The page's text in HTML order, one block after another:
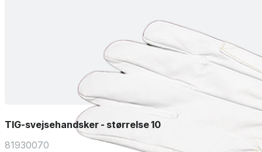
TIG-svejsehandsker - størrelse 10
81930070